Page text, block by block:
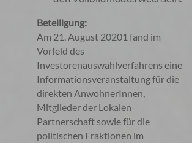
Beteiligung:
Am 21. August 20201 fand im
Vorfeld des
Investorenauswahlverfahrens eine
Informationsveranstaltung für die
direkten AnwohnerInnen,
Mitglieder der Lokalen
Partnerschaft sowie für die
politischen Fraktionen im